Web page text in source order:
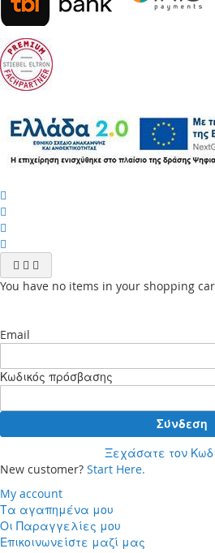
You have no items in your shopping
Email
Κωδικός πρόσβασης
Σύνδεση
Ξεχάσατε τον
New customer? Start Here.
My account
Τα αγαπημένα μου
Οι Παραγγελίες μου
Επικοινωνείστε μαζί μας